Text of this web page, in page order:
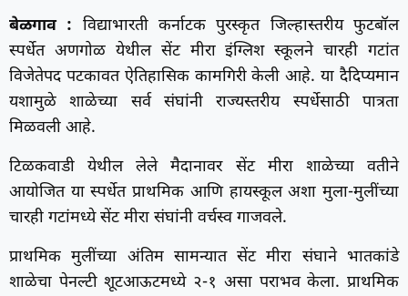
बेळगाव : विद्याभारती कर्नाटक पुरस्कृत जिल्हास्तरीय फुटबॉल
स्पर्धेत अणगोळ येथील सेंट मीरा इंग्लिश स्कूलने चारही गटांत
विजेतेपद पटकावत ऐतिहासिक कामगिरी केली आहे. या दैदिप्यमान
यशामुळे शाळेच्या सर्व संघांनी राज्यस्तरीय स्पर्धेसाठी पात्रता
मिळवली आहे.
टिळकवाडी येथील लेले मैदानावर सेंट मीरा शाळेच्या वतीने
आयोजित या स्पर्धेत प्राथमिक आणि हायस्कूल अशा मुला-मुलींच्या
चारही गटांमध्ये सेंट मीरा संघांनी वर्चस्व गाजवले.
प्राथमिक मुलींच्या अंतिम सामन्यात सेंट मीरा संघाने भातकांडे
शाळेचा पेनल्टी शूटआऊटमध्ये २-१ असा पराभव केला. प्राथमिक